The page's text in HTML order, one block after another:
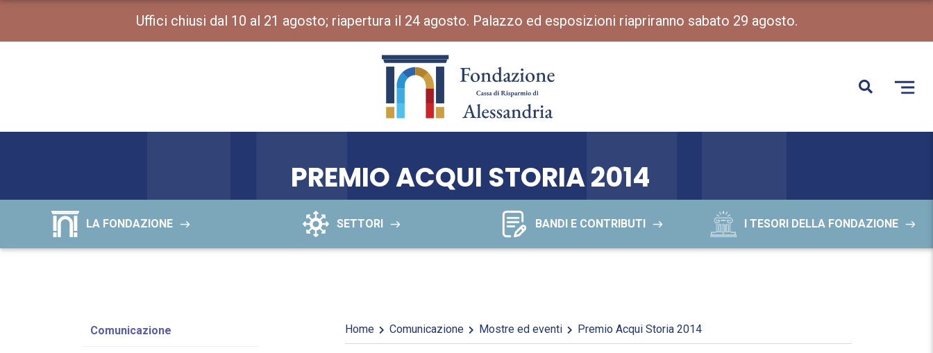
Uffici chiusi dal 10 al 21 agosto; riapertura il 24 agosto. Palazzo ed esposizioni riapriranno sabato 29 agosto.
PREMIO ACQUI STORIA 2014
LA FONDAZIONE SETTORI BANDI E CONTRIBUTI I TESORI DELLA FONDAZIONE
Comunicazione Home Comunicazione Mostre ed eventi Premio Acqui Storia 2014